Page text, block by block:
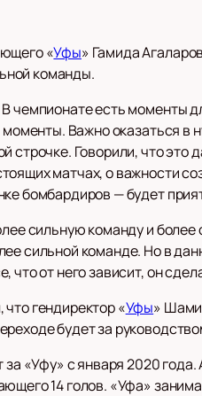
«Уфы» Гамида
команды.
чемпионате есть моменты
моменты. Важно оказаться
строчке. Говорили, что
матчах, о важности
бомбардиров — будет
сильную команду и
сильной команде. Но в
что от него зависит, он
гендиректор «Уфы»
будет за
за «Уфу» с января 2020
14 голов. «Уфа»